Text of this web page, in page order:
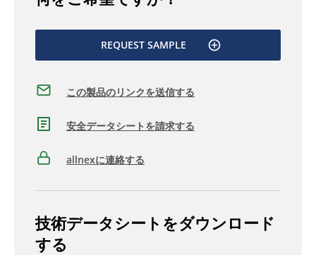
REQUEST SAMPLE
この製品のリンクを送信する
安全データシートを請求する
allnexに連絡する
技術データシートをダウンロード
する